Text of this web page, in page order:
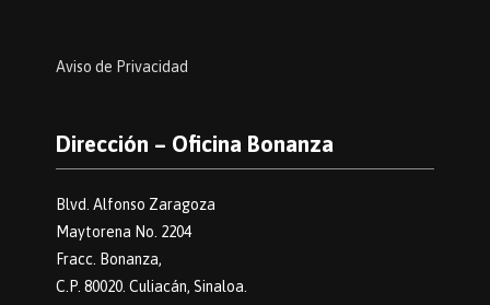
Aviso de Privacidad
Dirección – Oficina Bonanza
Blvd. Alfonso Zaragoza
Maytorena No. 2204
Fracc. Bonanza,
C.P. 80020. Culiacán, Sinaloa.